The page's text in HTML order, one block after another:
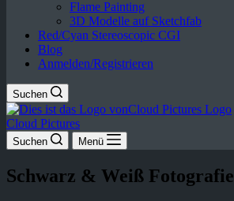
Flame Painting
3D Modelle auf Sketchfab
Red/Cyan Stereoscopic CGI
Blog
Anmelden/Registrieren
Suchen
Cloud Pictures
Suchen Menü
Schwarz & Weiß Fotografie